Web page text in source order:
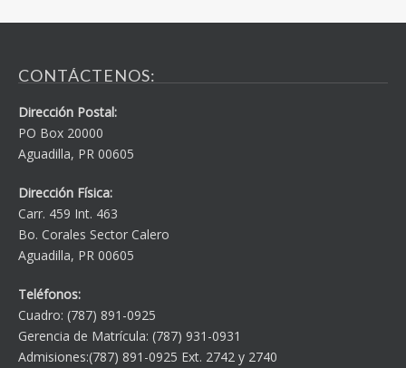
CONTÁCTENOS:
Dirección Postal:
PO Box 20000
Aguadilla, PR 00605
Dirección Física:
Carr. 459 Int. 463
Bo. Corales Sector Calero
Aguadilla, PR 00605
Teléfonos:
Cuadro: (787) 891-0925
Gerencia de Matrícula: (787) 931-0931
Admisiones:(787) 891-0925 Ext. 2742 y 2740